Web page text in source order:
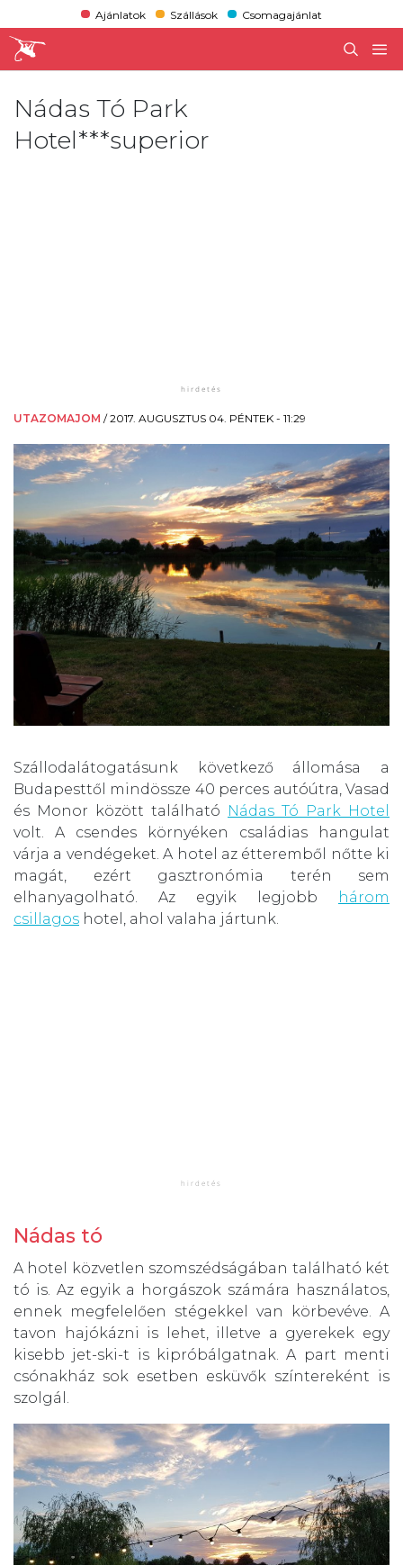
Ajánlatok Szállások Csomagajánlat
Nádas Tó Park
Hotel***superior
UTAZOMAJOM /2017. AUGUSZTUS 04. PÉNTEK - 11:29
Szállodalátogatásunk következő állomása a
Budapesttől mindössze 40 perces autóútra, Vasad
és Monor között található Nádas Tó Park Hotel
volt. A csendes környéken családias hangulat
várja a vendégeket. A hotel az étteremből nőtte ki
magát, ezért gasztronómia terén sem
elhanyagolható. Az egyik legjobb
három
csillagos hotel, ahol valaha jártunk.
Nádas tó
A hotel közvetlen szomszédságában található két
tó is. Az egyik a horgászok számára használatos,
ennek megfelelően stégekkel van körbevéve. A
tavon hajókázni is lehet, illetve a gyerekek egy
kisebb jet-ski-t is kipróbálgatnak. A part menti
csónakház sok esetben esküvők színtereként is
szolgál.